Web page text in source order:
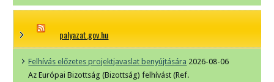
palyazat.gov.hu
Felhívás előzetes projektjavaslat benyújtására 2026-08-06
Az Európai Bizottság (Bizottság) felhívást (Ref.